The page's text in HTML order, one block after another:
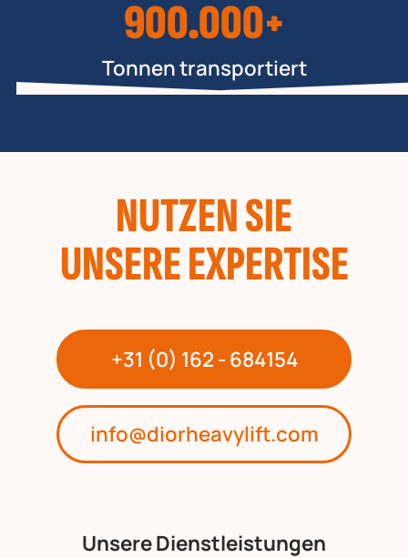
900.000+
Tonnen transportiert
NUTZEN SIE
UNSERE EXPERTISE
+31 (0) 162 - 684154
info@diorheavylift.com
Unsere Dienstleistungen